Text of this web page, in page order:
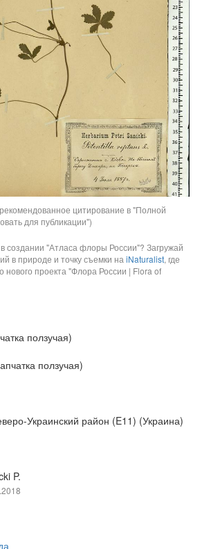
цитирование в "Полной
для публикации")
создании "Атласа флоры России"? Загружай
в природе и точку съемки на iNaturalist, где
нового проекта "Флора России | Flora of
ползучая)
ползучая)
Украинский район (E11) (Украина)
P.